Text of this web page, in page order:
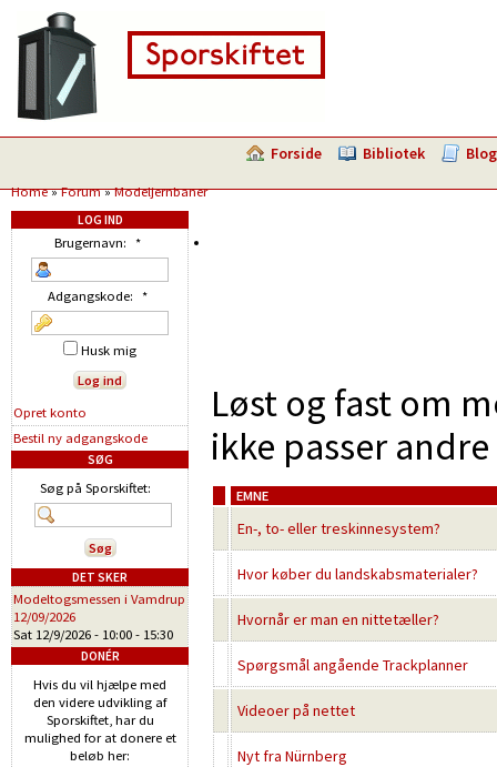
Forside Bibliotek Blog
Home»Forum»Modeljernbaner
Løst og fast om
ikke passer
EMNE
En-, to- eller treskinnesystem?
Hvor køber du landskabsmaterialer?
Hvornår er man en nittetæller?
Spørgsmål angående Trackplanner
Videoer på nettet
Nyt fra Nürnberg
LOG IND
Brugernavn: *
Adgangskode: *
Husk mig
Opret konto
Bestil ny adgangskode
SØG
Søg på Sporskiftet:
DET SKER
Modeltogsmessen i Vamdrup
12/09/2026
Sat 12/9/2026 - 10:00 - 15:30
DONÉR
Hvis du vil hjælpe med
den videre udvikling af
Sporskiftet, har du
mulighed for at donere et
beløb her: